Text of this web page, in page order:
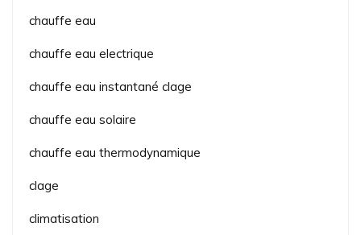
chauffe eau
chauffe eau electrique
chauffe eau instantané clage
chauffe eau solaire
chauffe eau thermodynamique
clage
climatisation